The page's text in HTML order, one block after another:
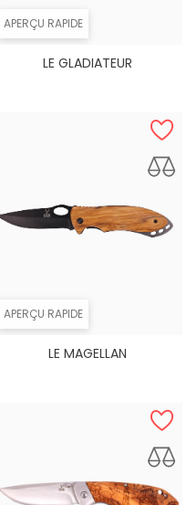
APERÇU RAPIDE
LE GLADIATEUR
APERÇU RAPIDE
LE MAGELLAN